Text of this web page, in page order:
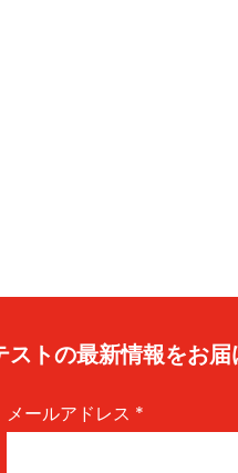
トの最新情報をお届
メールアドレス *